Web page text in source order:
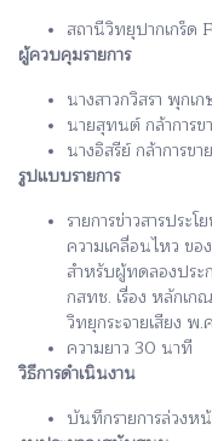
สถานีวิทยุปากเกร็
ผู้ควบคุมรายการ
นางสาวกวิสรา พุกเ
นายสุทนต์ กล้าการข
นางอิสรีย์ กล้าการขาย
รูปแบบรายการ
รายการข่าวสารประ
ความเคลื่อนไหว ข
สำหรับผู้ทดลองประ
กสทช. เรื่อง หลักเก
วิทยุกระจายเสียง พ.
ความยาว 30 นาที
วิธีการดำเนินงาน
บันทึกรายการล่วงห